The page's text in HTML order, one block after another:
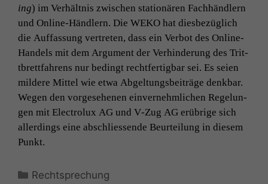
ing) im Ver­hält­nis zwis­chen sta­tionären Fach­händlern
und Online-Händlern. Die WEKO hat dies­bezüglich
die Auf­fas­sung vertreten, dass ein Ver­bot des Online-
Han­dels mit dem Argu­ment der Ver­hin­derung des Trit­
tbret­tfahrens nur bed­ingt recht­fer­tig­bar sei. Es seien
mildere Mit­tel wie etwa Abgel­tungs­beiträge denkbar.
Wegen den vorge­se­henen ein­vernehm­lichen Regelun­
gen mit Elec­trolux AG und V‑Zug AG erübrige sich
allerd­ings eine abschliessende Beurteilung in diesem
Punkt.
Kategorien
Rechtsprechung